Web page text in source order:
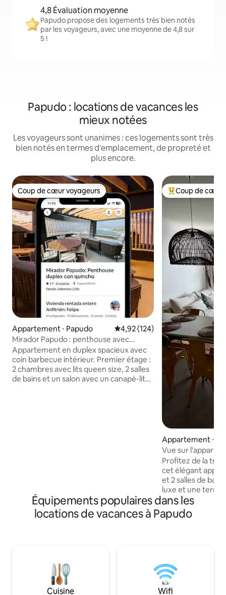
4,8 Évaluation moyenne
Papudo propose des logements très bien notés
par les voyageurs, avec une moyenne de 4,8 sur
5 !
Papudo : locations de vacances les
mieux notées
Les voyageurs sont unanimes : ces logements sont très
bien notés en termes d'emplacement, de propreté et
plus encore.
Coup de cœur voyageurs
Coup de cœur voyageurs
Appartement ⋅ Papudo Évaluation moyenne sur la
4,92 (124)
Mirador Papudo : penthouse avec
espace barbecue privé
Appartement en duplex spacieux avec
coin barbecue intérieur. Premier étage :
2 chambres avec lits queen size, 2 salles
de bains et un salon avec un canapé-lit
Coups de cœur
Coup de cœur
Appartement ⋅
Vue sur
Profitez de la
cet élégant
et 2 salles de
luxe et une
barbecue intégré
sur l'océan. À
pied de la plage,
jeux, d'espaces
des sentiers de
salon, d'une
Équipements populaires dans les
locations de vacances à Papudo
Cuisine Wifi